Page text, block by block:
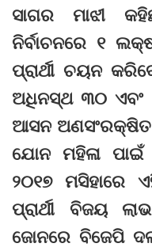
ସାଗର ମାଝୀ
ନିର୍ବାଚନରେ ୧
ପ୍ରାର୍ଥୀ ଚୟନ
ଅଧିନସ୍ଥ ୩୦
ଆସନ
ଯୋନ ମହିଳା
୨୦୧୭ ମସିହାରେ
ପ୍ରାର୍ଥୀ ବିଜୟ
ଜୋନରେ ବିଜେପି